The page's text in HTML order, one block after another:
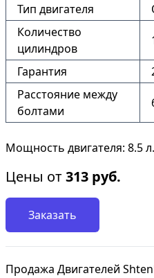
Тип двигателя
Количество
цилиндров
Гарантия
Расстояние между
болтами
Мощность двигателя: 8.5
Цены от313 руб.
Заказать
Продажа Двигателей